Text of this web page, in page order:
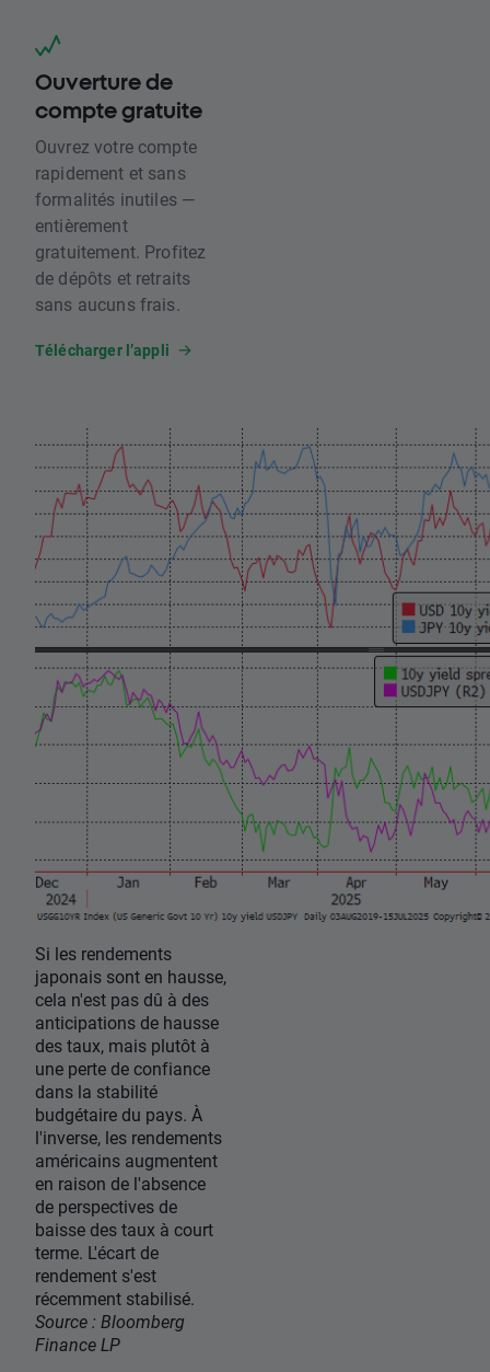
Ouverture de
compte gratuite
Ouvrez votre compte
rapidement et sans
formalités inutiles —
entièrement
gratuitement. Profitez
de dépôts et retraits
sans aucuns frais.
Télécharger l’appli
Si les rendements
japonais sont en hausse,
cela n'est pas dû à des
anticipations de hausse
des taux, mais plutôt à
une perte de confiance
dans la stabilité
budgétaire du pays. À
l'inverse, les rendements
américains augmentent
en raison de l'absence
de perspectives de
baisse des taux à court
terme. L'écart de
rendement s'est
récemment stabilisé.
Source : Bloomberg
Finance LP